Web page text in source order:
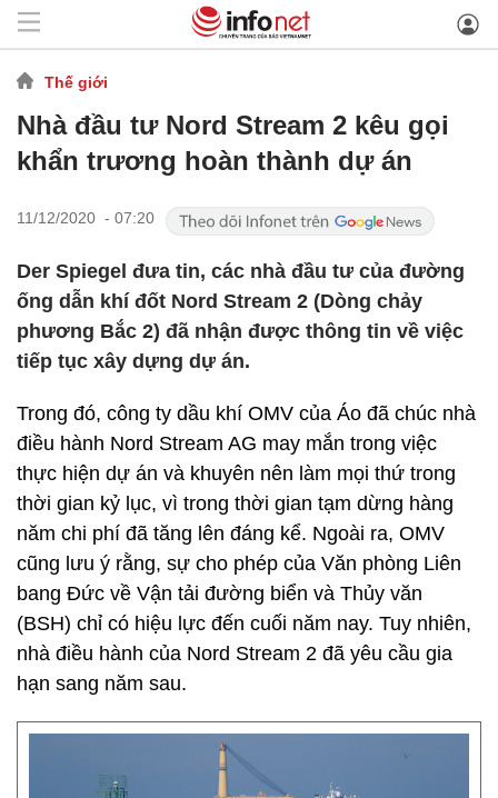
Thế giới
Nhà đầu tư Nord Stream 2 kêu gọi
khẩn trương hoàn thành dự án
11/12/2020 - 07:20
Der Spiegel đưa tin, các nhà đầu tư của đường
ống dẫn khí đốt Nord Stream 2 (Dòng chảy
phương Bắc 2) đã nhận được thông tin về việc
tiếp tục xây dựng dự án.
Trong đó, công ty dầu khí OMV của Áo đã chúc nhà
điều hành Nord Stream AG may mắn trong việc
thực hiện dự án và khuyên nên làm mọi thứ trong
thời gian kỷ lục, vì trong thời gian tạm dừng hàng
năm chi phí đã tăng lên đáng kể. Ngoài ra, OMV
cũng lưu ý rằng, sự cho phép của Văn phòng Liên
bang Đức về Vận tải đường biển và Thủy văn
(BSH) chỉ có hiệu lực đến cuối năm nay. Tuy nhiên,
nhà điều hành của Nord Stream 2 đã yêu cầu gia
hạn sang năm sau.